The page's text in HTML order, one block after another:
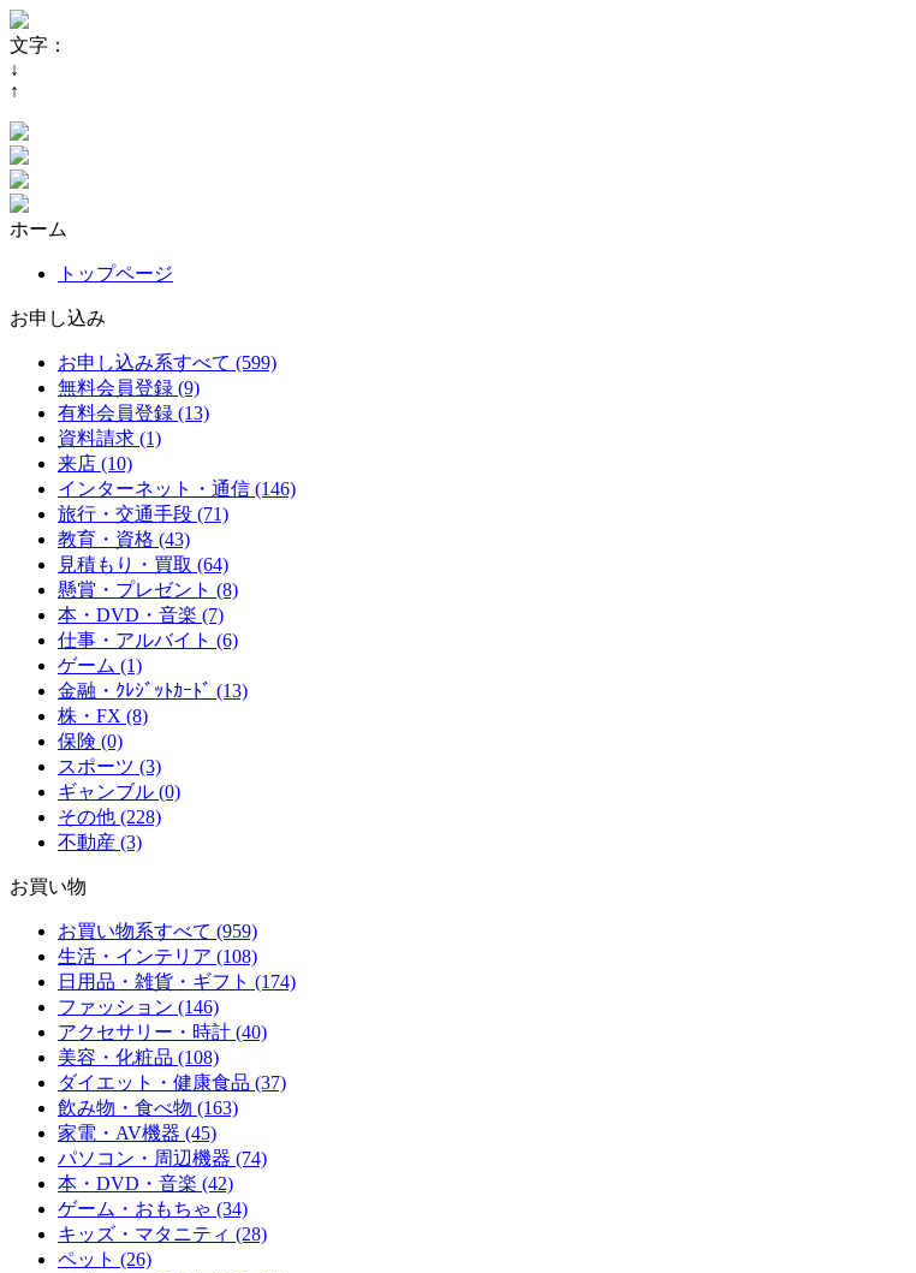
文字：
↓
↑
ホーム
トップページ
お申し込み
お申し込み系すべて (599)
無料会員登録 (9)
有料会員登録 (13)
資料請求 (1)
来店 (10)
インターネット・通信 (146)
旅行・交通手段 (71)
教育・資格 (43)
見積もり・買取 (64)
懸賞・プレゼント (8)
本・DVD・音楽 (7)
仕事・アルバイト (6)
ゲーム (1)
金融・ｸﾚｼﾞｯﾄｶｰﾄﾞ (13)
株・FX (8)
保険 (0)
スポーツ (3)
ギャンブル (0)
その他 (228)
不動産 (3)
お買い物
お買い物系すべて (959)
生活・インテリア (108)
日用品・雑貨・ギフト (174)
ファッション (146)
アクセサリー・時計 (40)
美容・化粧品 (108)
ダイエット・健康食品 (37)
飲み物・食べ物 (163)
家電・AV機器 (45)
パソコン・周辺機器 (74)
本・DVD・音楽 (42)
ゲーム・おもちゃ (34)
キッズ・マタニティ (28)
ペット (26)